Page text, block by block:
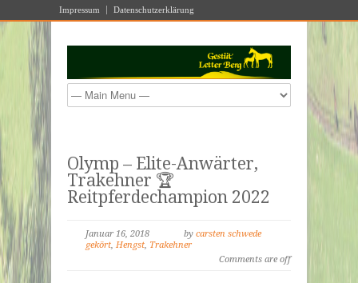
Impressum Datenschutzerklärung
Olymp – Elite-Anwärter,
Trakehner 🏆
Reitpferdechampion 2022
Januar 16, 2018 by carsten schwede
gekört, Hengst, Trakehner
Comments are off